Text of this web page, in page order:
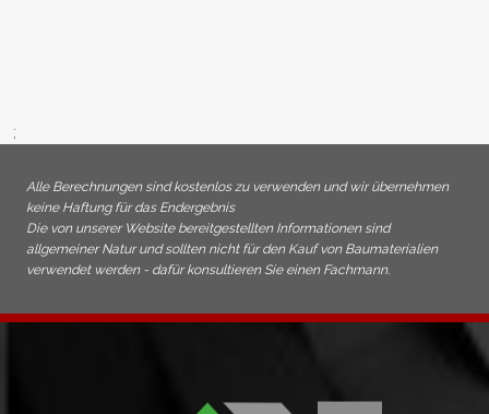
;
Alle Berechnungen sind kostenlos zu verwenden und wir übernehmen
keine Haftung für das Endergebnis
Die von unserer Website bereitgestellten Informationen sind
allgemeiner Natur und sollten nicht für den Kauf von Baumaterialien
verwendet werden - dafür konsultieren Sie einen Fachmann.